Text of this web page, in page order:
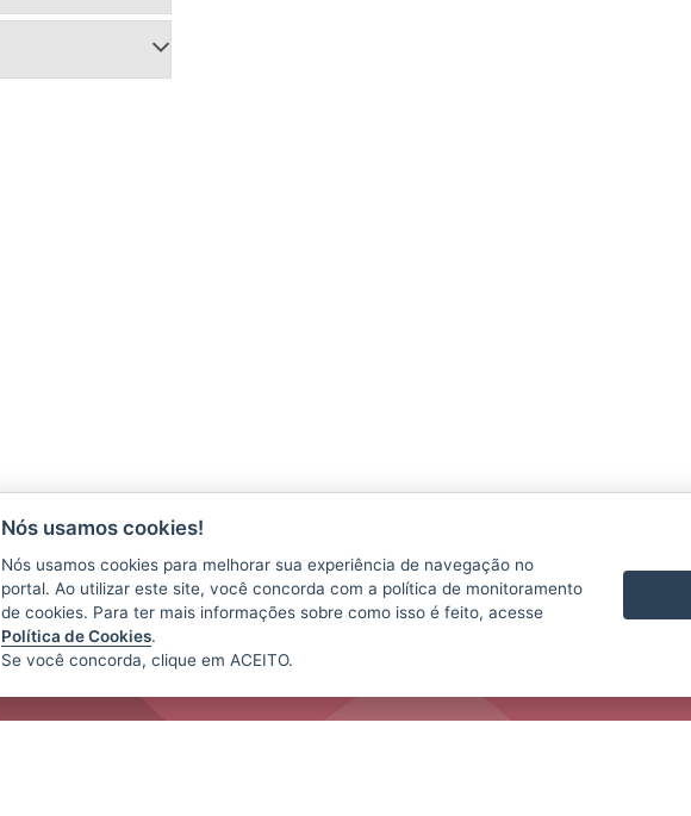
VÍDEOS
Nós usamos cookies!
Nós usamos cookies para melhorar sua experiência de navegação no
portal. Ao utilizar este site, você concorda com a política de monitoramento
de cookies. Para ter mais informações sobre como isso é feito, acesse
Política de Cookies.
Se você concorda, clique em ACEITO.